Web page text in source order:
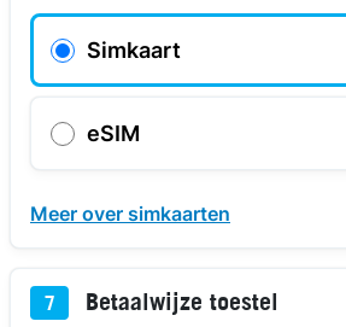
Simkaart
eSIM
Meer over simkaarten
7 Betaalwijze toestel